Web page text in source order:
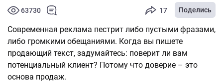
63730 17 Поделись
Современная реклама пестрит либо пустыми фразами,
либо громкими обещаниями. Когда вы пишете
продающий текст, задумайтесь: поверит ли вам
потенциальный клиент? Потому что доверие – это
основа продаж.